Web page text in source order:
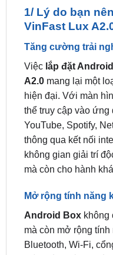
Tăng cường trải
A2.0mang lại một
hiện đại. Với màn
thể truy cập vào
YouTube, Spotify,
thông qua kết nối
không gian giải trí
mà còn cho hành
Mở rộng tính năng
mà còn mở rộng tính
Bluetooth, Wi-Fi,
Điều này giúp người
thiết bị di động, chia